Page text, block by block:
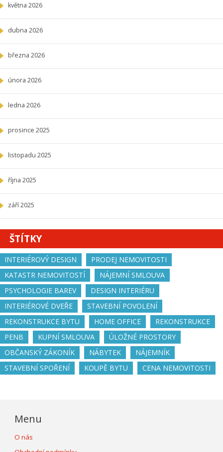
května 2026
dubna 2026
března 2026
února 2026
ledna 2026
prosince 2025
listopadu 2025
října 2025
září 2025
ŠTÍTKY
INTERIÉROVÝ DESIGN
PRODEJ NEMOVITOSTI
KATASTR NEMOVITOSTÍ
NÁJEMNÍ SMLOUVA
PSYCHOLOGIE BAREV
DESIGN INTERIÉRU
INTERIÉROVÉ DVEŘE
STAVEBNÍ POVOLENÍ
REKONSTRUKCE BYTU
HOME OFFICE
REKONSTRUKCE
PENB
KUPNÍ SMLOUVA
ÚLOŽNÉ PROSTORY
OBČANSKÝ ZÁKONÍK
NÁBYTEK
NÁJEMNÍK
STAVEBNÍ SPOŘENÍ
KOUPĚ BYTU CENA NEMOVITOSTI
Menu
O nás